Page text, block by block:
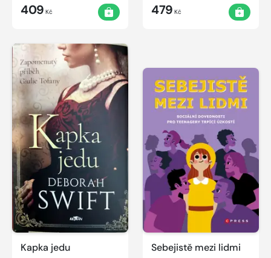
409 Kč 479 Kč
Kapka jedu Sebejistě mezi lidmi